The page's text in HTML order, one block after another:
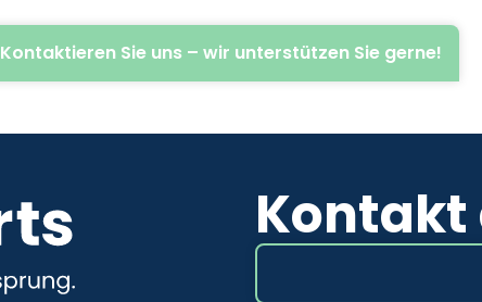
Kontaktieren Sie uns – wir unterstützen Sie gerne!